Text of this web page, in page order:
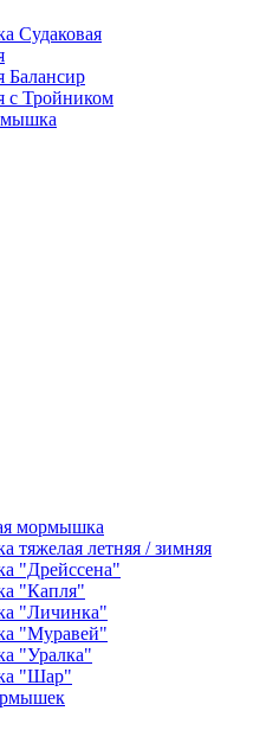
Судаковая
Балансир
с Тройником
мормышка
тяжелая летняя / зимняя
"Дрейссена"
"Капля"
"Личинка"
"Муравей"
"Уралка"
"Шар"